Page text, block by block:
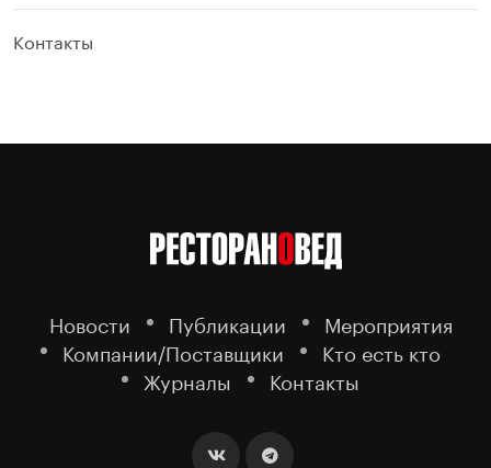
Контакты
Новости Публикации
Мероприятия
Компании/Поставщики
Кто есть кто
Журналы
Контакты